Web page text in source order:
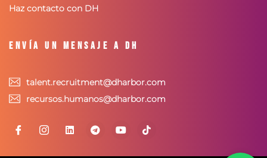
Haz contacto con DH
Envía un mensaje a DH
talent.recruitment@dharbor.com
recursos.humanos@dharbor.com